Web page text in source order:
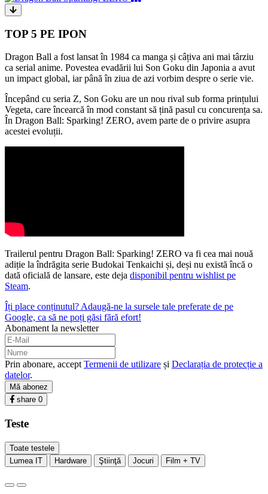
TOP 5 PE IPON
Dragon Ball a fost lansat în 1984 ca manga și câțiva ani mai târziu
ca serial anime. Povestea evadării lui Son Goku din Japonia a avut
un impact global, iar până în ziua de azi vorbim despre o serie vie.
Începând cu seria Z, Son Goku are un nou rival sub forma prințului
Vegeta, care încearcă în mod constant să țină pasul cu concurența sa.
În Dragon Ball: Sparking! ZERO, avem parte de o privire asupra
acestei evoluții.
Trailerul pentru Dragon Ball: Sparking! ZERO va fi cea mai nouă
adiție la îndrăgita serie Budokai Tenkaichi și, deși nu există încă o
dată oficială de lansare, este deja disponibil pentru wishlist pe
Steam.
Îți place conținutul? Adaugă-ne la sursele tale preferate de pe
Google, ca să ne poți găsi fără efort!
Abonament la newsletter
Prin abonare, accept Termenii de utilizare și Declarația de protecție a
datelor.
Mă abonez
share 0
Teste
Toate testele
Lumea IT
Hardware Ştiinţă Jocuri Film + TV